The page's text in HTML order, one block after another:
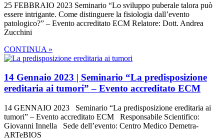
25 FEBBRAIO 2023 Seminario “Lo sviluppo puberale talora può
essere intrigante. Come distinguere la fisiologia dall’evento
patologico?” – Evento accreditato ECM Relatore: Dott. Andrea
Zucchini
CONTINUA »
14 Gennaio 2023 | Seminario “La predisposizione
ereditaria ai tumori” – Evento accreditato ECM
14 GENNAIO 2023 Seminario “La predisposizione ereditaria ai
tumori” – Evento accreditato ECM Responsabile Scientifico:
Giovanni Innella Sede dell’evento: Centro Medico Demetra-
ARTeBIOS